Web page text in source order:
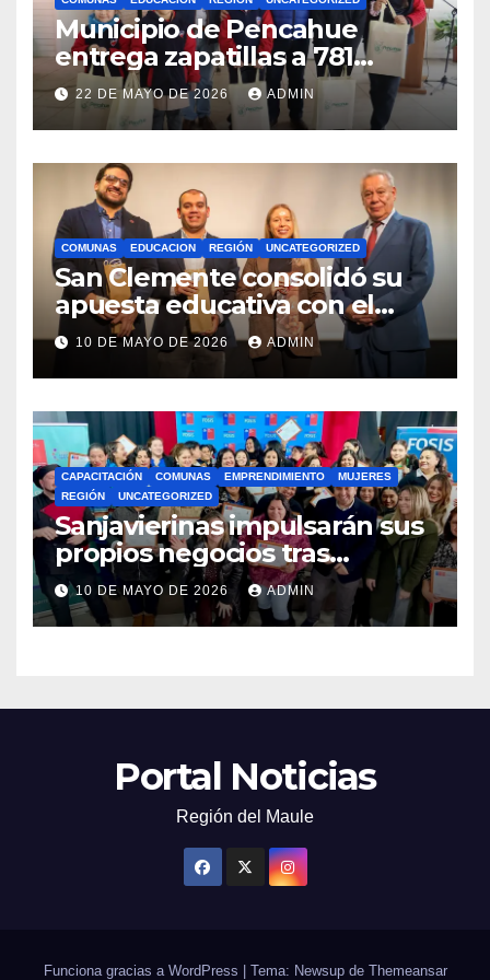
Municipio de Pencahue
entrega zapatillas a 781
estudiantes con recursos del
Royalty Minero
22 DE MAYO DE 2026 ADMIN
COMUNAS EDUCACION REGIÓN UNCATEGORIZED
San Clemente consolidó su
apuesta educativa con el
lanzamiento del
Preuniversitario Brotes 2026
10 DE MAYO DE 2026 ADMIN
CAPACITACIÓN COMUNAS EMPRENDIMIENTO
MUJERES
REGIÓN
UNCATEGORIZED
Sanjavierinas impulsarán sus
propios negocios tras
capacitarse junto al FOSIS
10 DE MAYO DE 2026 ADMIN
Portal Noticias
Región del Maule
Funciona gracias a WordPress Tema: Newsup de Themeansar